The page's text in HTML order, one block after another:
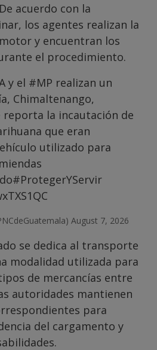
acuerdo con la
los agentes realizan la
y encuentran los
el procedimiento.
y el #MP realizan un
Chimaltenango,
la incautación de
que eran
utilizado para
#ProtegerYServir
August 7, 2026
se dedica al transporte
modalidad utilizada para
de mercancías entre
autoridades mantienen
para
del cargamento y